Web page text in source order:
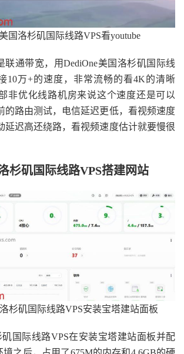
国洛杉矶国际线路VPS看youtube
联通带宽，用DediOne美国洛杉矶国际线
10万+的速度，非常流畅的看4K的清晰
非优化线路机房来说这个速度还是可以
的路由测试，电信延迟更低，看视频速度
延迟高还绕路，看视频速度估计就要慢很
杉矶国际线路VPS搭建网站
杉矶国际线路VPS安装宝塔建站面板
矶国际线路VPS在安装宝塔建站面板并配